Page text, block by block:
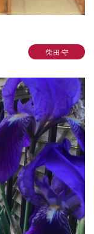
柴田 守